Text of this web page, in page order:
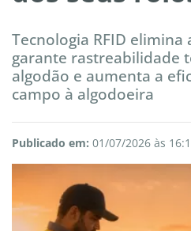
Tecnologia RFID
garante rastreabilidade
algodão e aumenta a
campo à algodoeira
Publicado em: 01/07/2026 às